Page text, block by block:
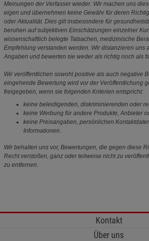
Meinungen der Verfasser wieder. Wir machen uns
eigen und übernehmen keine Gewähr für deren
oder Aktualität. Dies gilt insbesondere für
beruhen auf subjektiven Einschätzungen einzelner
wissenschaftlich belegte Tatsachen, medizinische
Empfehlung verstanden werden. Wir distanzieren uns
Angaben und bewerten sie weder als richtig noch als
Wir veröffentlichen sowohl positive als auch negative
eingehende Bewertung wird vor der Veröffentlichung
freigegeben, wenn sie folgenden Kriterien entspricht:
keine beleidigenden, diskriminierenden oder
keine Werbung für andere Produkte, Anbieter
keine Preisangaben, persönlichen
Informationen.
Wir behalten uns vor, Bewertungen, die gegen diese
Recht verstoßen, ganz oder teilweise nicht zu
zu entfernen.
Kontakt
Über uns